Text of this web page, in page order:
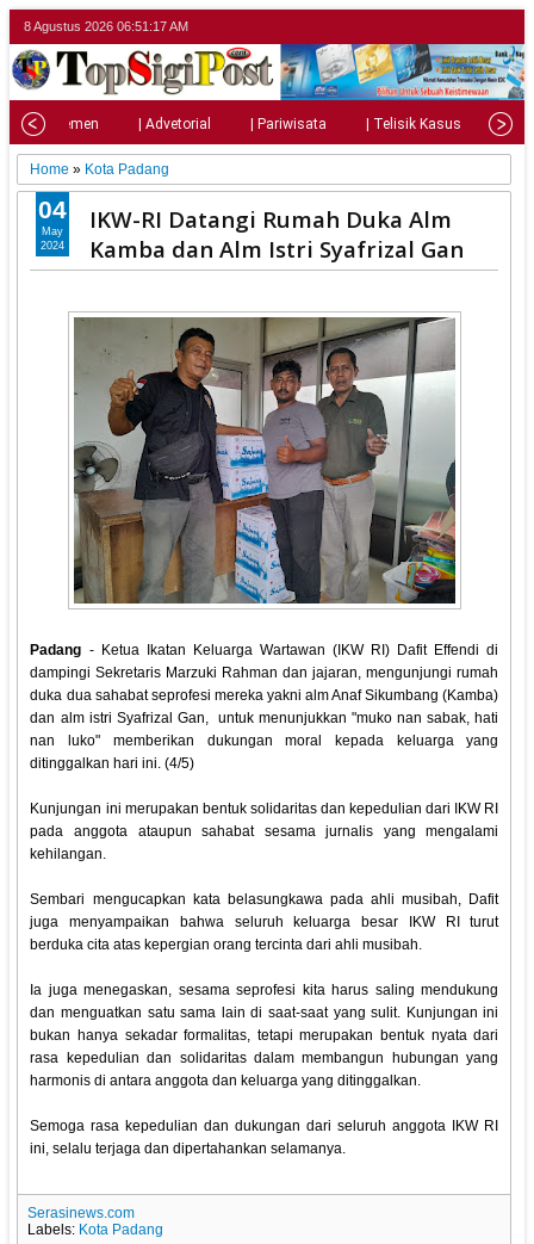
8 Agustus 2026 06:51:19 AM
| Parlemen | Advetorial | Pariwisata | Telisik Kasus |
Home » Kota Padang
IKW-RI Datangi Rumah Duka Alm
Kamba dan Alm Istri Syafrizal Gan
Padang - Ketua Ikatan Keluarga Wartawan (IKW RI) Dafit Effendi di
dampingi Sekretaris Marzuki Rahman dan jajaran, mengunjungi rumah
duka dua sahabat seprofesi mereka yakni alm Anaf Sikumbang (Kamba)
dan alm istri Syafrizal Gan, untuk menunjukkan "muko nan sabak, hati
nan luko" memberikan dukungan moral kepada keluarga yang
ditinggalkan hari ini. (4/5)
Kunjungan ini merupakan bentuk solidaritas dan kepedulian dari IKW RI
pada anggota ataupun sahabat sesama jurnalis yang mengalami
kehilangan.
Sembari mengucapkan kata belasungkawa pada ahli musibah, Dafit
juga menyampaikan bahwa seluruh keluarga besar IKW RI turut
berduka cita atas kepergian orang tercinta dari ahli musibah.
Ia juga menegaskan, sesama seprofesi kita harus saling mendukung
dan menguatkan satu sama lain di saat-saat yang sulit. Kunjungan ini
bukan hanya sekadar formalitas, tetapi merupakan bentuk nyata dari
rasa kepedulian dan solidaritas dalam membangun hubungan yang
harmonis di antara anggota dan keluarga yang ditinggalkan.
Semoga rasa kepedulian dan dukungan dari seluruh anggota IKW RI
ini, selalu terjaga dan dipertahankan selamanya.
04
May
2024
Serasinews.com
Labels: Kota Padang